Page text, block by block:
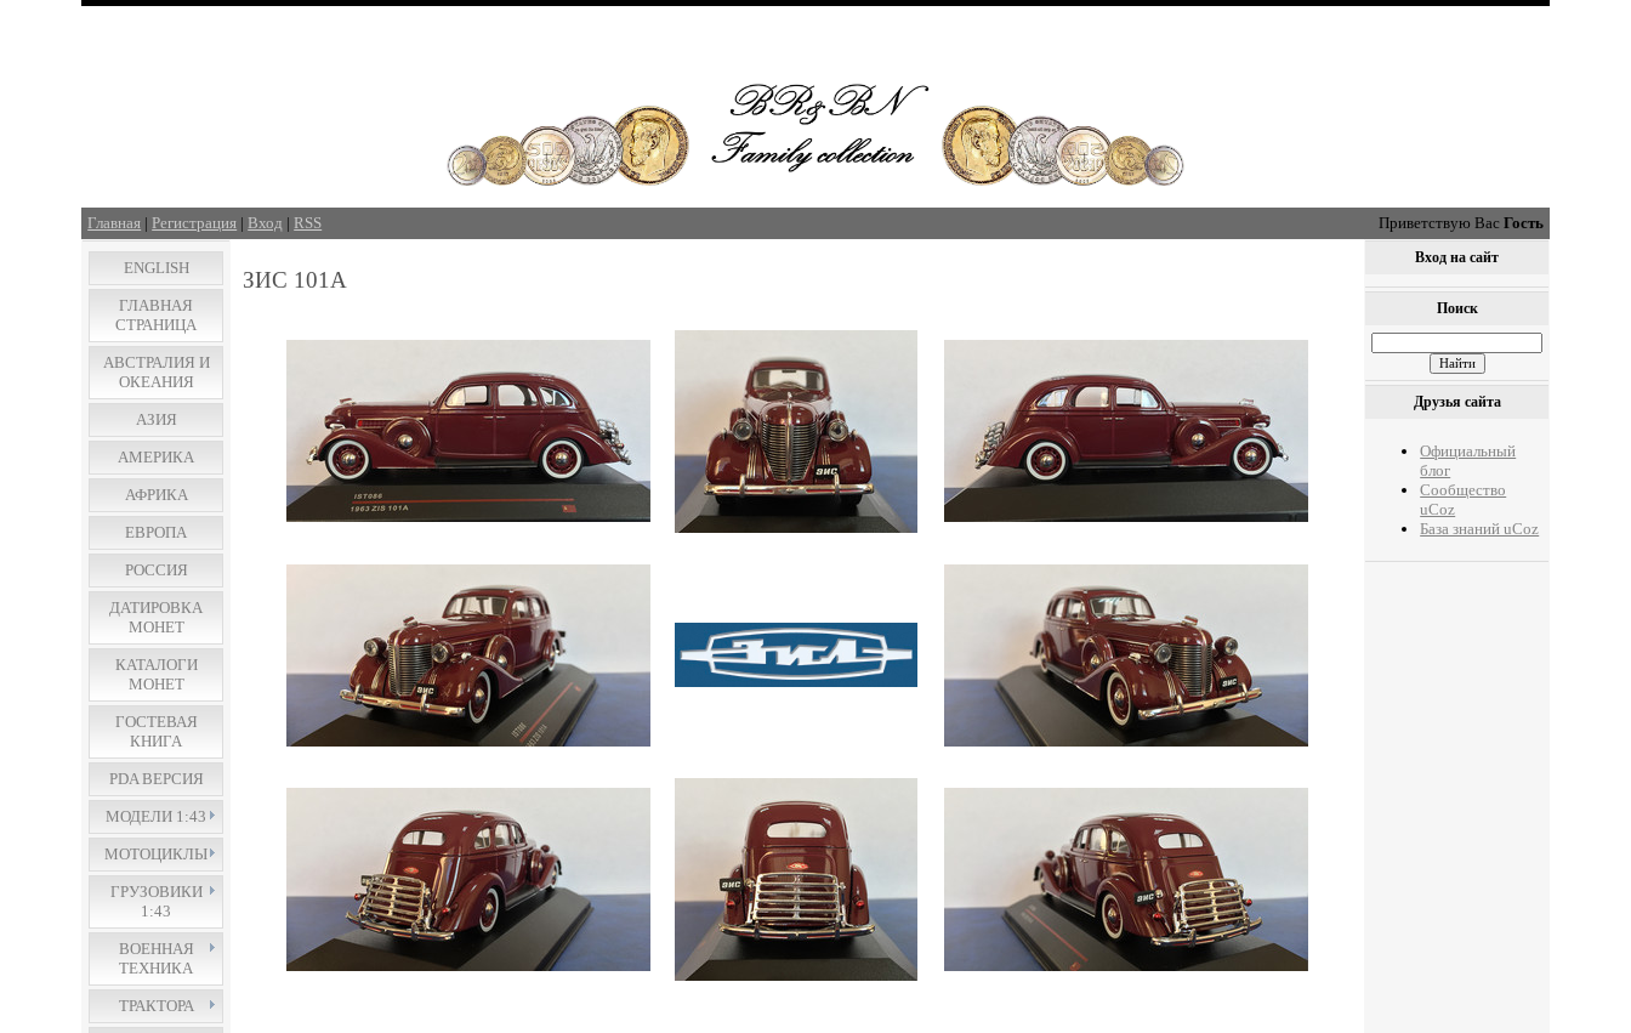
Главная | Регистрация |Вход | RSS Приветствую Вас Гость
ENGLISH
ГЛАВНАЯ
СТРАНИЦА
АВСТРАЛИЯ И
ОКЕАНИЯ
АЗИЯ
АМЕРИКА
АФРИКА
ЕВРОПА
РОССИЯ
ДАТИРОВКА
МОНЕТ
КАТАЛОГИ
МОНЕТ
ГОСТЕВАЯ
КНИГА
PDA ВЕРСИЯ
МОДЕЛИ 1:43
МОТОЦИКЛЫ
ГРУЗОВИКИ
1:43
ВОЕННАЯ
ТЕХНИКА
ТРАКТОРА
ЗИС 101А
Вход на сайт
Поиск
Друзья сайта
Официальный
блог
Сообщество
uCoz
База знаний uCoz